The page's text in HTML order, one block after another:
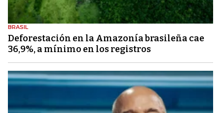
BRASIL
Deforestación en la Amazonía brasileña cae
36,9%, a mínimo en los registros